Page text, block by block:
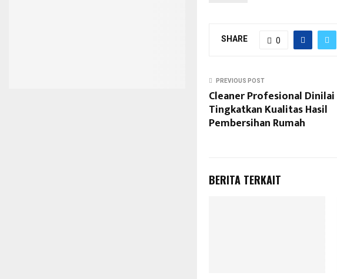
SHARE 0
PREVIOUS POST
Cleaner Profesional Dinilai
Tingkatkan Kualitas Hasil
Pembersihan Rumah
BERITA TERKAIT